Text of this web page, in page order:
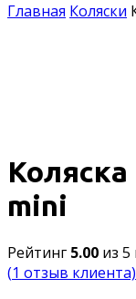
Главная Коляски
Коляска
mini
Рейтинг 5.00 из 5
(1 отзыв клиента)